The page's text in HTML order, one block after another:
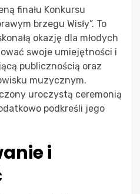
finału Konkursu
brzegu Wisły”. To
okazję dla młodych
swoje umiejętności i
publicznością oraz
muzycznym.
uroczystą ceremonią
podkreśli jego
i